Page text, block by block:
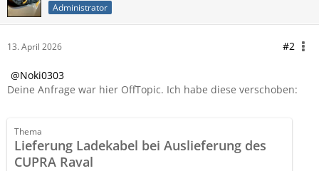
Administrator
13. April 2026 #2
Noki0303
Deine Anfrage war hier OffTopic. Ich habe diese verschoben:
Thema
Lieferung Ladekabel bei Auslieferung des
CUPRA Raval